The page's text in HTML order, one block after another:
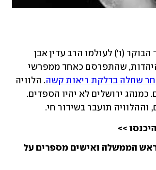
שחלה בדלקת ריאות קשה
תועבר בשידור חי.
>>
ראש הממשלה ואישים מספרים על